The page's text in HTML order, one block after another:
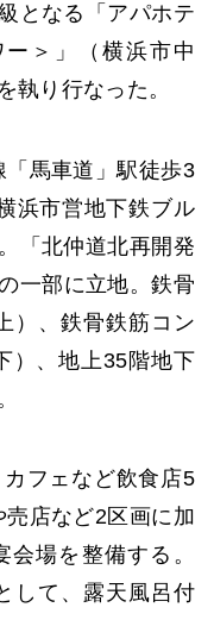
となる「アパホテ
＞」（横浜市中
執り行なった。
馬車道」駅徒歩3
浜市営地下鉄ブル
「北仲道北再開発
一部に立地。鉄骨
）、鉄骨鉄筋コン
）、地上35階地下
フェなど飲食店5
店など2区画に加
場を整備する。
して、露天風呂付